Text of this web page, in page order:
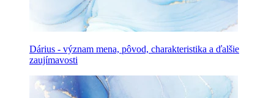
Dárius - význam mena, pôvod, charakteristika a ďalšie
zaujímavosti